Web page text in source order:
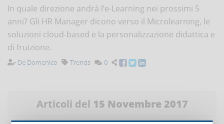
In quale direzione andrà l’e-Learning nei prossimi 5
anni? Gli HR Manager dicono verso il Microlearning, le
soluzioni cloud-based e la personalizzazione didattica e
di fruizione.
De Domenico Trends 0
Articoli del 15 Novembre 2017